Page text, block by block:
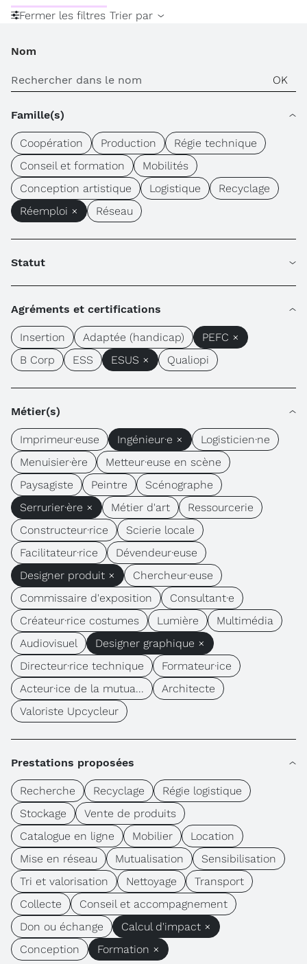
Fermer les filtres Trier par
Nom
Famille(s)
Coopération Production
Régie technique
Conseil et formation
Mobilités
Conception artistique
Logistique
Recyclage
Réemploi ×
Réseau
Statut
Agréments et certifications
Insertion Adaptée (handicap)
PEFC ×
B Corp
ESS ESUS × Qualiopi
Métier(s)
Imprimeur·euse Ingénieur·e ×
Logisticien·ne
Menuisier·ère
Metteur·euse en scène
Paysagiste
Peintre
Scénographe
Serrurier·ère ×
Métier d'art
Ressourcerie
Constructeur·rice
Scierie locale
Facilitateur·rice
Dévendeur·euse
Designer produit ×
Chercheur·euse
Commissaire d'exposition
Consultant·e
Créateur·rice costumes
Lumière
Multimédia
Audiovisuel
Designer graphique ×
Directeur·rice technique
Formateur·ice
Acteur·ice de la mutua...
Architecte
Valoriste Upcycleur
Prestations proposées
Recherche Recyclage
Régie logistique
Stockage
Vente de produits
Catalogue en ligne
Mobilier
Location
Mise en réseau
Mutualisation
Sensibilisation
Tri et valorisation
Nettoyage
Transport
Collecte
Conseil et accompagnement
Don ou échange
Calcul d'impact ×
Conception
Formation ×